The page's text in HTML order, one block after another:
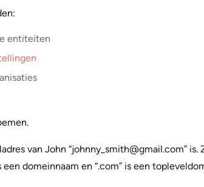
entiteiten
van John “johnny_smith@gmail.com” is.
een domeinnaam en “.com” is een